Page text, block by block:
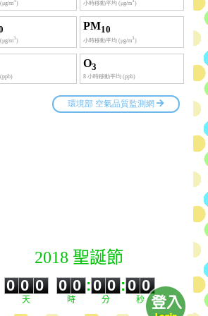
2018 聖誕節
0 0
0
0
天
0
0
0
0
時
:
0
0
0
0
分
:0 0
秒